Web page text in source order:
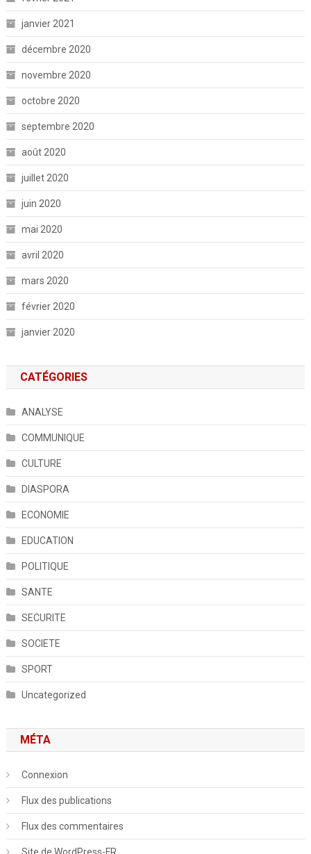
janvier 2021
décembre 2020
novembre 2020
octobre 2020
septembre 2020
août 2020
juillet 2020
juin 2020
mai 2020
avril 2020
mars 2020
février 2020
janvier 2020
CATÉGORIES
ANALYSE
COMMUNIQUE
CULTURE
DIASPORA
ECONOMIE
EDUCATION
POLITIQUE
SANTE
SECURITE
SOCIETE
SPORT
Uncategorized
MÉTA
Connexion
Flux des publications
Flux des commentaires